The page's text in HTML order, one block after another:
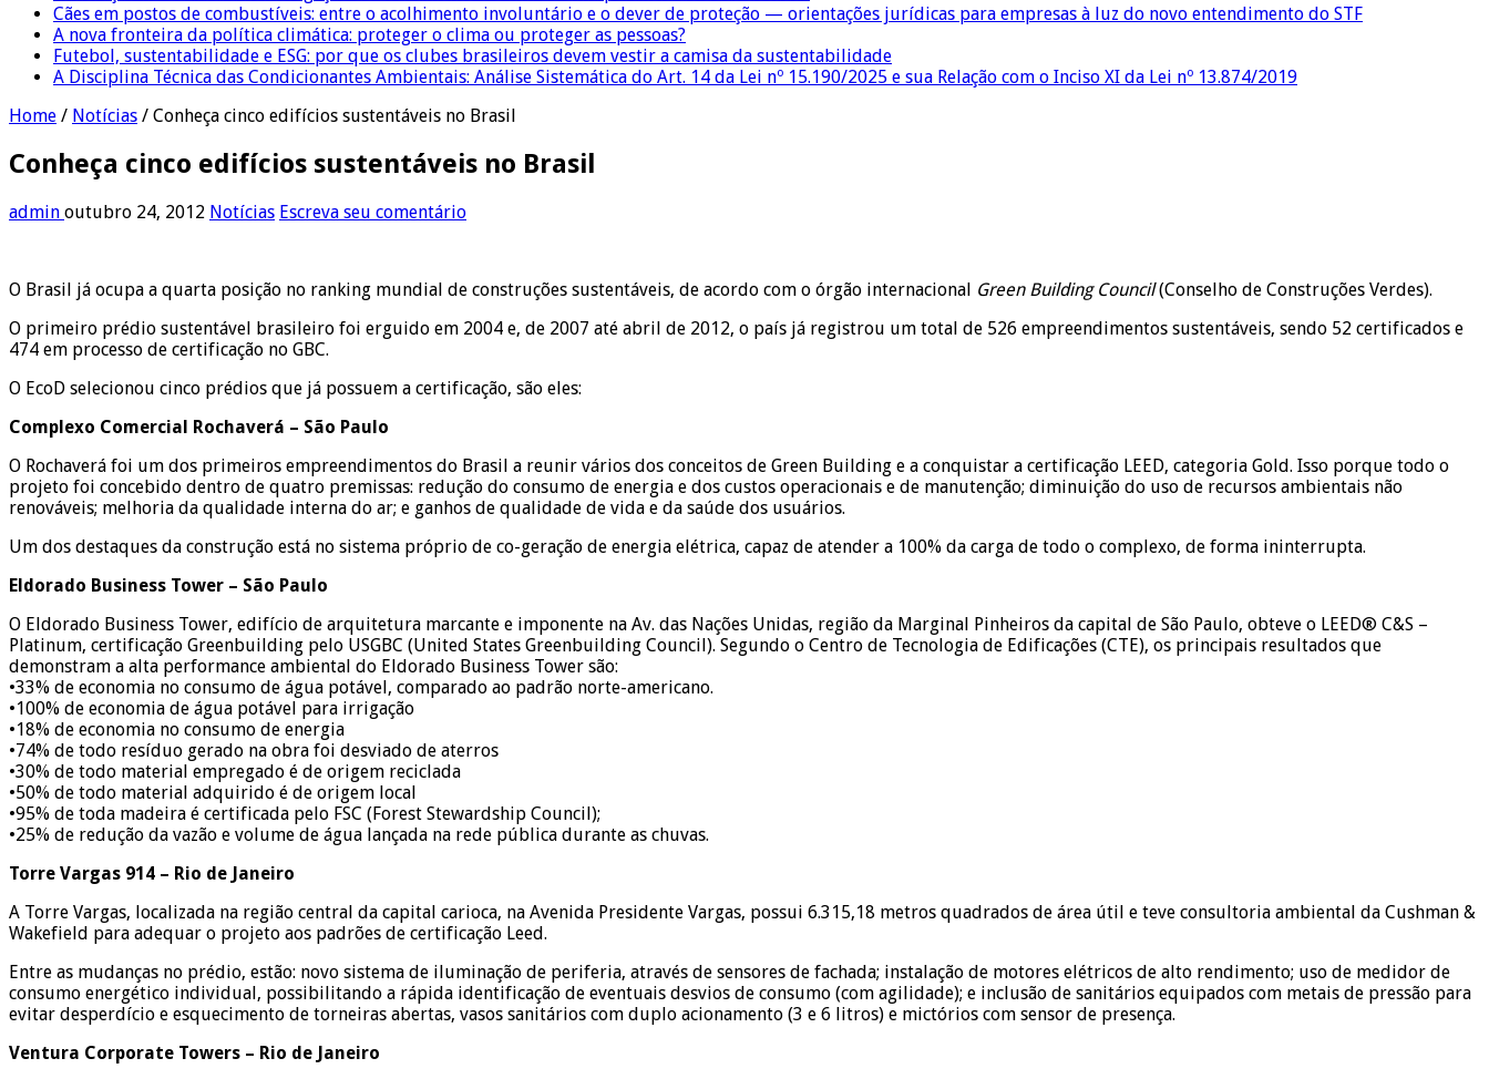
Cães em postos de combustíveis: entre o acolhimento involuntário e o dever de proteção — orientações jurídicas para empresas à luz do novo entendimento do STF
A nova fronteira da política climática: proteger o clima ou proteger as pessoas?
Futebol, sustentabilidade e ESG: por que os clubes brasileiros devem vestir a camisa da sustentabilidade
A Disciplina Técnica das Condicionantes Ambientais: Análise Sistemática do Art. 14 da Lei nº 15.190/2025 e sua Relação com o Inciso XI da Lei nº 13.874/2019
Home / Notícias / Conheça cinco edifícios sustentáveis no Brasil
Conheça cinco edifícios sustentáveis no Brasil
admin outubro 24, 2012 Notícias Escreva seu comentário
O Brasil já ocupa a quarta posição no ranking mundial de construções sustentáveis, de acordo com o órgão internacional Green Building Council(Conselho de Construções Verdes).
O primeiro prédio sustentável brasileiro foi erguido em 2004 e, de 2007 até abril de 2012, o país já registrou um total de 526 empreendimentos sustentáveis, sendo 52 certificados e
474 em processo de certificação no GBC.
O EcoD selecionou cinco prédios que já possuem a certificação, são eles:
Complexo Comercial Rochaverá – São Paulo
O Rochaverá foi um dos primeiros empreendimentos do Brasil a reunir vários dos conceitos de Green Building e a conquistar a certificação LEED, categoria Gold. Isso porque todo o
projeto foi concebido dentro de quatro premissas: redução do consumo de energia e dos custos operacionais e de manutenção; diminuição do uso de recursos ambientais não
renováveis; melhoria da qualidade interna do ar; e ganhos de qualidade de vida e da saúde dos usuários.
Um dos destaques da construção está no sistema próprio de co-geração de energia elétrica, capaz de atender a 100% da carga de todo o complexo, de forma ininterrupta.
Eldorado Business Tower – São Paulo
O Eldorado Business Tower, edifício de arquitetura marcante e imponente na Av. das Nações Unidas, região da Marginal Pinheiros da capital de São Paulo, obteve o LEED® C&S –
Platinum, certificação Greenbuilding pelo USGBC (United States Greenbuilding Council). Segundo o Centro de Tecnologia de Edificações (CTE), os principais resultados que
demonstram a alta performance ambiental do Eldorado Business Tower são:
•33% de economia no consumo de água potável, comparado ao padrão norte-americano.
•100% de economia de água potável para irrigação
•18% de economia no consumo de energia
•74% de todo resíduo gerado na obra foi desviado de aterros
•30% de todo material empregado é de origem reciclada
•50% de todo material adquirido é de origem local
•95% de toda madeira é certificada pelo FSC (Forest Stewardship Council);
•25% de redução da vazão e volume de água lançada na rede pública durante as chuvas.
Torre Vargas 914 – Rio de Janeiro
A Torre Vargas, localizada na região central da capital carioca, na Avenida Presidente Vargas, possui 6.315,18 metros quadrados de área útil e teve consultoria ambiental da Cushman &
Wakefield para adequar o projeto aos padrões de certificação Leed.
Entre as mudanças no prédio, estão: novo sistema de iluminação de periferia, através de sensores de fachada; instalação de motores elétricos de alto rendimento; uso de medidor de
consumo energético individual, possibilitando a rápida identificação de eventuais desvios de consumo (com agilidade); e inclusão de sanitários equipados com metais de pressão para
evitar desperdício e esquecimento de torneiras abertas, vasos sanitários com duplo acionamento (3 e 6 litros) e mictórios com sensor de presença.
Ventura Corporate Towers – Rio de Janeiro